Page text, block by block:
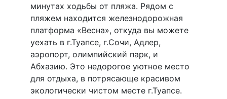
минутах ходьбы от пляжа. Рядом с
пляжем находится железнодорожная
платформа «Весна», откуда вы можете
уехать в г.Туапсе, г.Сочи, Адлер,
аэропорт, олимпийский парк, и
Абхазию. Это недорогое уютное место
для отдыха, в потрясающе красивом
экологически чистом месте г.Туапсе.